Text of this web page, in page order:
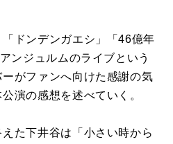
ドンデンガエシ」「46億年
ンジュルムのライブという
がファンへ向けた感謝の気
演の感想を述べていく。
た下井谷は「小さい時から